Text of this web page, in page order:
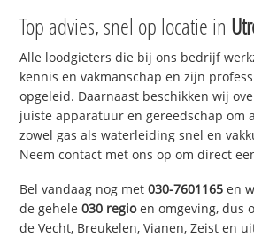
Top advies, snel op locatie in
Alle loodgieters die bij ons bedrijf
kennis en vakmanschap en zijn
opgeleid. Daarnaast beschikken wij
juiste apparatuur en gereedschap om
zowel gas als waterleiding snel en
Neem contact met ons op om direct
Bel vandaag nog met030-7601165 en
de gehele030 regioen omgeving, dus
de Vecht, Breukelen, Vianen, Zeist en